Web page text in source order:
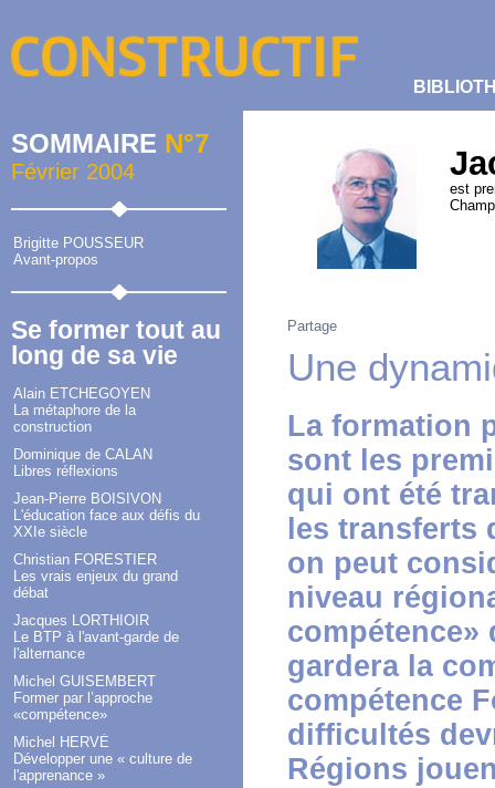
SOMMAIRE N°7
Février 2004
Brigitte POUSSEUR
Avant-propos
Se former tout au
long de sa vie
Alain ETCHEGOYEN
La métaphore de la
construction
Dominique de CALAN
Libres réflexions
Jean-Pierre BOISIVON
L'éducation face aux défis du
XXIe siècle
Christian FORESTIER
Les vrais enjeux du grand
débat
Jacques LORTHIOIR
Le BTP à l'avant-garde de
l'alternance
Michel GUISEMBERT
Former par l’approche
«compétence»
Michel HERVÉ
Développer une « culture de
l'apprenance »
est
Partage
Une
La formation
sont les
qui ont été
les transferts
on peut
niveau
compétence»
gardera la
compétence
difficultés
Régions